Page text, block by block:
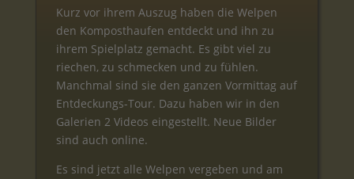
Kurz vor ihrem Auszug haben die Welpen
den Komposthaufen entdeckt und ihn zu
ihrem Spielplatz gemacht. Es gibt viel zu
riechen, zu schmecken und zu fühlen.
Manchmal sind sie den ganzen Vormittag auf
Entdeckungs-Tour. Dazu haben wir in den
Galerien 2 Videos eingestellt. Neue Bilder
sind auch online.
Es sind jetzt alle Welpen vergeben und am